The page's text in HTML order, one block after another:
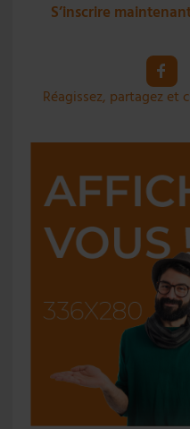
S’inscrire
Réagissez, partagez et